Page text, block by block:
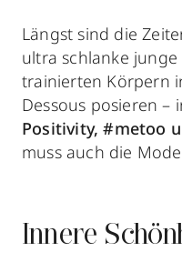
Längst sind die
ultra schlanke
trainierten Körpern
Dessous posieren –
Positivity, #metoo
muss auch die
Innere